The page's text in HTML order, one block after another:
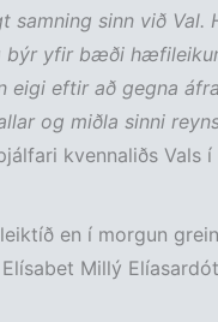
samning sinn við Val.
býr yfir bæði
eigi eftir að gegna
og miðla sinni
kvennaliðs Vals í
en í morgun
Millý